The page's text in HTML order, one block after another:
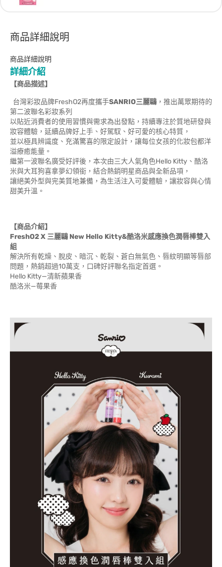
商品詳細說明
商品詳細說明
詳細介紹
【商品描述】
台灣彩妝品牌FreshO2再度攜手SANRIO三麗鷗 ，推出萬眾期待的
第二波聯名彩妝系列
以貼近消費者的使用習慣與需求為出發點，持續專注於質地研發與
妝容體驗，延續品牌好上手、好駕馭、好可愛的核心特質，
並以極具辨識度、充滿驚喜的限定設計，讓每位女孩的化妝包都洋
溢療癒能量。
繼第一波聯名廣受好評後，本次由三大人氣角色Hello Kitty、酷洛
米與大耳狗喜拿夢幻領銜，結合熱銷明星商品與全新品項，
讓絕美外型與完美質地兼備，為生活注入可愛體驗，讓妝容與心情
甜美升溫。
【商品介紹】
FreshO2 X 三麗鷗 New Hello Kitty&酷洛米感應換色潤唇棒雙入
組
解決所有乾燥、脫皮、暗沉、乾裂、蒼白無氣色、唇紋明顯等唇部
問題，熱銷超過10萬支，口碑好評聯名指定首選。
Hello Kitty—清新蘋果香
酷洛米—莓果香